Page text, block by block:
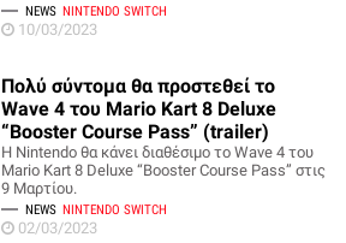
NEWS NINTENDO SWITCH
10/03/2023
Πολύ σύντομα θα προστεθεί το
Wave 4 του Mario Kart 8 Deluxe
“Booster Course Pass” (trailer)
Η Nintendo θα κάνει διαθέσιμο το Wave 4 του
Mario Kart 8 Deluxe “Booster Course Pass” στις
9 Μαρτίου.
NEWS NINTENDO SWITCH
02/03/2023